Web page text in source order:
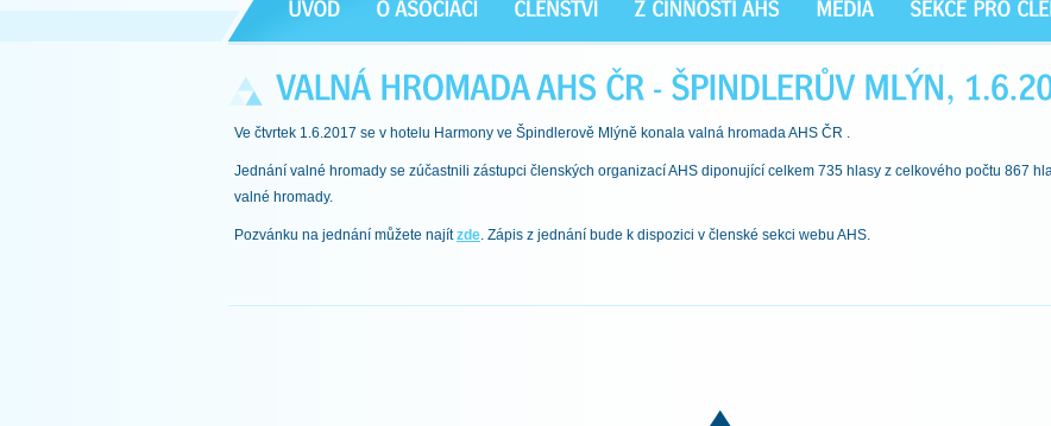
Ve čtvrtek 1.6.2017 se v hotelu Harmony ve Špindlerově Mlýně konala valná hromada AHS ČR .
Jednání valné hromady se zúčastnili zástupci členských organizací AHS diponující celkem 735 hlasy z celkového počtu 867
valné hromady.
Pozvánku na jednání můžete najítzde. Zápis z jednání bude k dispozici v členské sekci webu AHS.